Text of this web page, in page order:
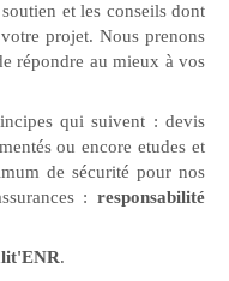
et les conseils dont
projet. Nous prenons
répondre au mieux à vos
qui suivent : devis
ou encore etudes et
de sécurité pour nos
: responsabilité
.